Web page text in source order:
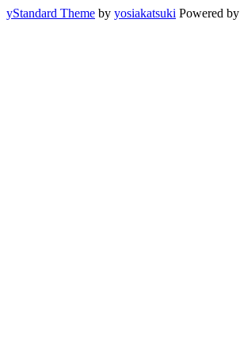
yStandard Theme by yosiakatsuki Powered by